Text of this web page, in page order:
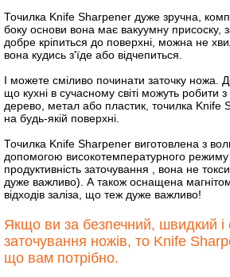
Точилка Knife Sharpener дуже зручна,
боку основи вона має вакуумну присоску,
добре кріпиться до поверхні, можна не
вона кудись з'їде або відчепиться.
І можете сміливо починати заточку ножа.
що кухні в сучасному світі можуть робити
дерево, метал або пластик, точилка Knife
на будь-якій поверхні.
Точилка Knife Sharpener виготовлена з
допомогою високотемпературного
продуктивність заточування , вона не
дуже важливо). А також оснащена
відходів заліза, що теж дуже важливо!
Якщо ви за безпечний, швидкий і
заточування ножів, то Knife
що вам потрібно.